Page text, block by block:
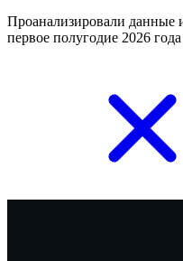
Проанализировали данные
первое полугодие 2026